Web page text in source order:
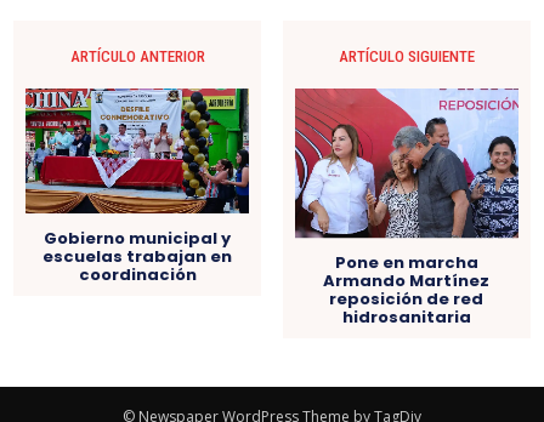
ARTÍCULO ANTERIOR
Gobierno municipal y
escuelas trabajan en
coordinación
ARTÍCULO SIGUIENTE
Pone en marcha
Armando Martínez
reposición de red
hidrosanitaria
© Newspaper WordPress Theme by TagDiv